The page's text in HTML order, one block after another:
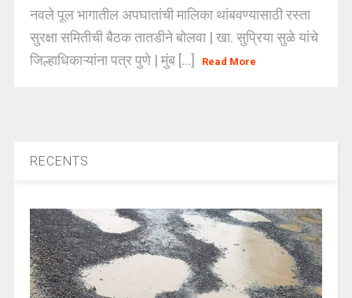
नवले पूल भागातील अपघातांची मालिका थांबवण्यासाठी रस्ता
सुरक्षा समितीची बैठक तातडीने बोलवा | खा. सुप्रिया सुळे यांचे
जिल्हाधिकाऱ्यांना पत्र पुणे | मुंब [...]
Read More
RECENTS